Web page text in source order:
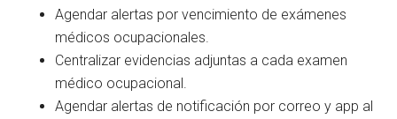
Agendar alertas por vencimiento de exámenes
médicos ocupacionales.
Centralizar evidencias adjuntas a cada examen
médico ocupacional.
Agendar alertas de notificación por correo y app al